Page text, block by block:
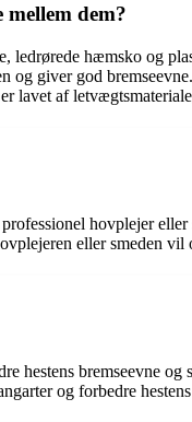
dem?
hæmsko og
og giver god
lavet af
hovplejer
eller smeden
hestens bremseevne
og forbedre